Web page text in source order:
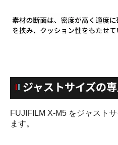
FUJIFILM X-M5 をジャスト
ます。